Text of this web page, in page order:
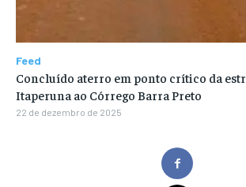
Feed
Concluído aterro em ponto crítico da
Itaperuna ao Córrego Barra Preto
22 de dezembro de 2025